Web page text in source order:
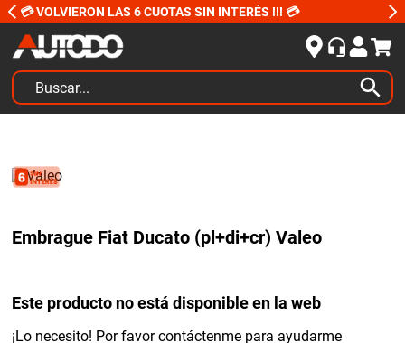
💳 VOLVIERON LAS 6 CUOTAS SIN INTERÉS !!! 💳
Buscar...
Embrague Fiat Ducato (pl+di+cr) Valeo
Este producto no está disponible en la web
¡Lo necesito! Por favor contáctenme para ayudarme
2.
amortiguadores
bora